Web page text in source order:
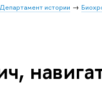
Департамент истории